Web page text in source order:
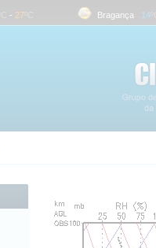
27 ºC Bragança 14 ºC-